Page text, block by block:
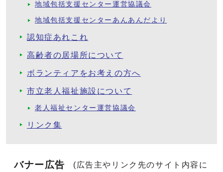
地域包括支援センター運営協議会
地域包括支援センターあんあんだより
認知症あれこれ
高齢者の居場所について
ボランティアをお考えの方へ
市立老人福祉施設について
老人福祉センター運営協議会
リンク集
バナー広告
(広告主やリンク先のサイト内容に